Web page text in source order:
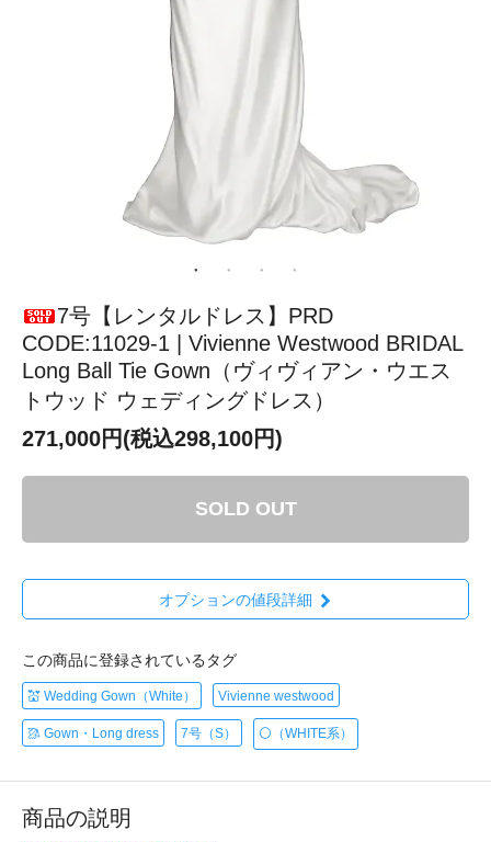
7号【レンタルドレス】PRD
CODE:11029-1 | Vivienne Westwood BRIDAL
Long Ball Tie Gown（ヴィヴィアン・ウエス
トウッド ウェディングドレス）
271,000円(税込298,100円)
SOLD OUT
オプションの値段詳細
この商品に登録されているタグ
💒 Wedding Gown（White） Vivienne westwood
🥻 Gown・Long dress 7号（S） ⚪️（WHITE系）
商品の説明